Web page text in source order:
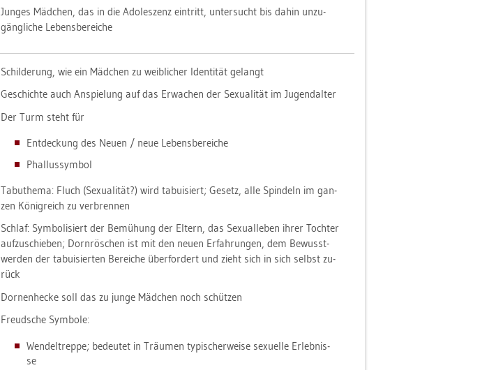
Jun­ges Mäd­chen, das in die Ado­les­zenz ein­tritt, un­ter­sucht bis dahin un­zu­
gäng­li­che Le­bens­be­rei­che
Schil­de­rung, wie ein Mäd­chen zu weib­li­cher Iden­ti­tät ge­langt
Ge­schich­te auch An­spie­lung auf das Er­wa­chen der Se­xua­li­tät im Ju­gend­al­ter
Der Turm steht für
Ent­de­ckung des Neuen / neue Le­bens­be­rei­che
Phal­lus­sym­bol
Ta­bu­the­ma: Fluch (Se­xua­li­tät?) wird ta­bui­siert; Ge­setz, alle Spin­deln im gan­
zen Kö­nig­reich zu ver­bren­nen
Schlaf: Sym­bo­li­siert der Be­mü­hung der El­tern, das Se­xu­al­le­ben ihrer Toch­ter
auf­zu­schie­ben; Dorn­rös­chen ist mit den neuen Er­fah­run­gen, dem Be­wusst­
wer­den der ta­bui­sier­ten Be­rei­che über­for­dert und zieht sich in sich selbst zu­
rück
Dor­nen­he­cke soll das zu junge Mäd­chen noch schüt­zen
Freud­sche Sym­bo­le:
Wen­del­trep­pe; be­deu­tet in Träu­men ty­pi­scher­wei­se se­xu­el­le Er­leb­nis­
se